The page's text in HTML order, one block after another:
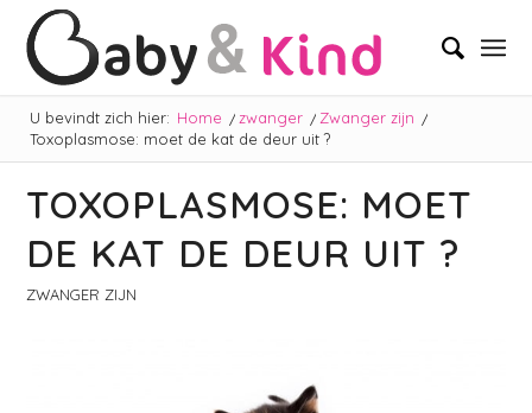
U bevindt zich hier: Home / zwanger / Zwanger zijn /
Toxoplasmose: moet de kat de deur uit ?
TOXOPLASMOSE: MOET
DE KAT DE DEUR UIT ?
ZWANGER ZIJN